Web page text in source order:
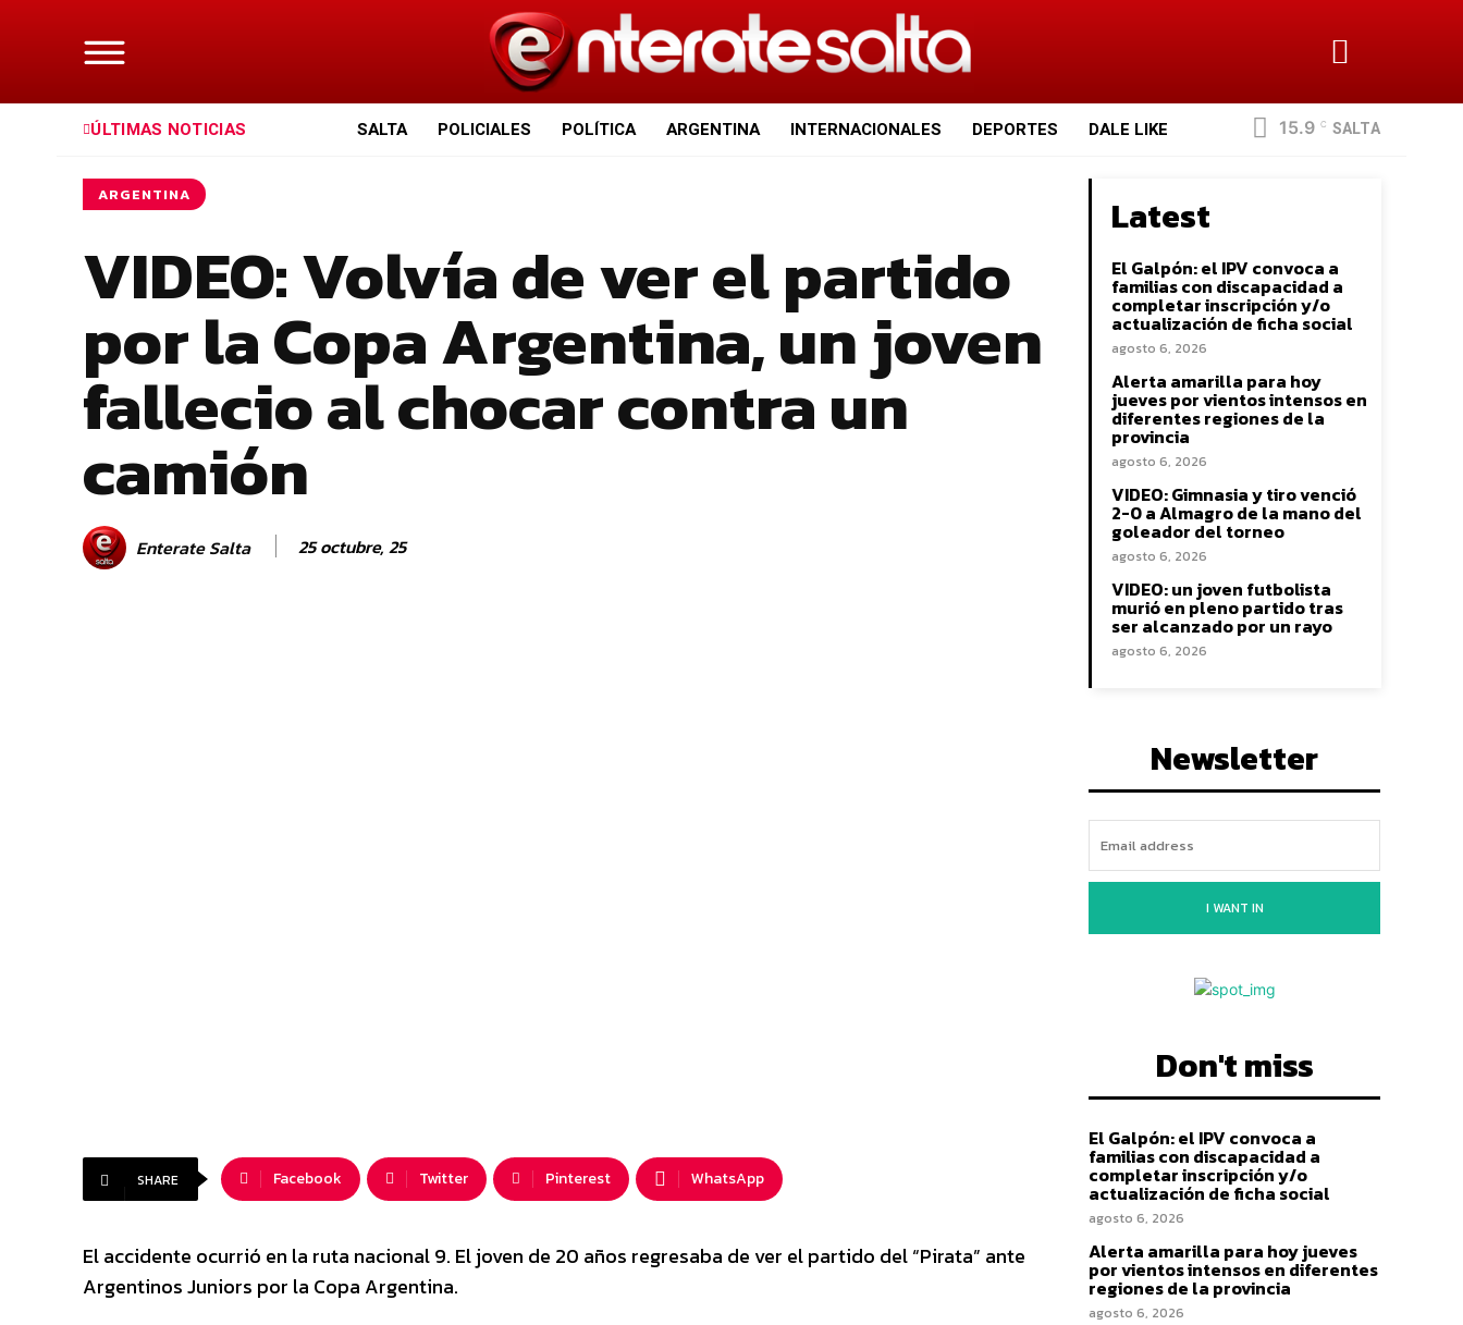
ÚLTIMAS NOTICIAS SALTA POLICIALES POLÍTICA ARGENTINA INTERNACIONALES DEPORTES DALE LIKE 15.9 C SALTA
ARGENTINA
VIDEO: Volvía de ver el partido
por la Copa Argentina, un joven
fallecio al chocar contra un
camión
Enterate Salta 25 octubre, 25
SHARE Facebook Twitter Pinterest WhatsApp
El accidente ocurrió en la ruta nacional 9. El joven de 20 años regresaba de ver el partido del “Pirata” ante
Argentinos Juniors por la Copa Argentina.
Latest
El Galpón: el IPV convoca a
familias con discapacidad a
completar inscripción y/o
actualización de ficha social
agosto 6, 2026
Alerta amarilla para hoy
jueves por vientos intensos en
diferentes regiones de la
provincia
agosto 6, 2026
VIDEO: Gimnasia y tiro venció
2-0 a Almagro de la mano del
goleador del torneo
agosto 6, 2026
VIDEO: un joven futbolista
murió en pleno partido tras
ser alcanzado por un rayo
agosto 6, 2026
Newsletter
I WANT IN
Don't miss
El Galpón: el IPV convoca a
familias con discapacidad a
completar inscripción y/o
actualización de ficha social
agosto 6, 2026
Alerta amarilla para hoy jueves
por vientos intensos en diferentes
regiones de la provincia
agosto 6, 2026